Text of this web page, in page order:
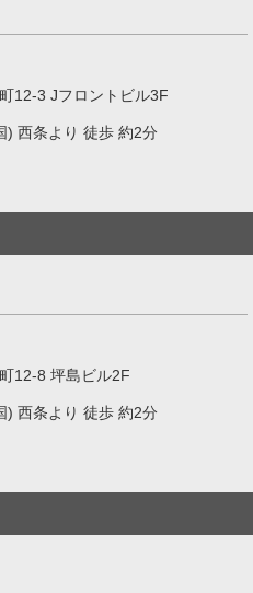
12-3 Jフロントビル3F
) 西条より 徒歩 約2分
12-8 坪島ビル2F
) 西条より 徒歩 約2分